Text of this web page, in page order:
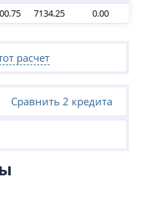
7134.25 0.00
расчет
Сравнить 2 кредита